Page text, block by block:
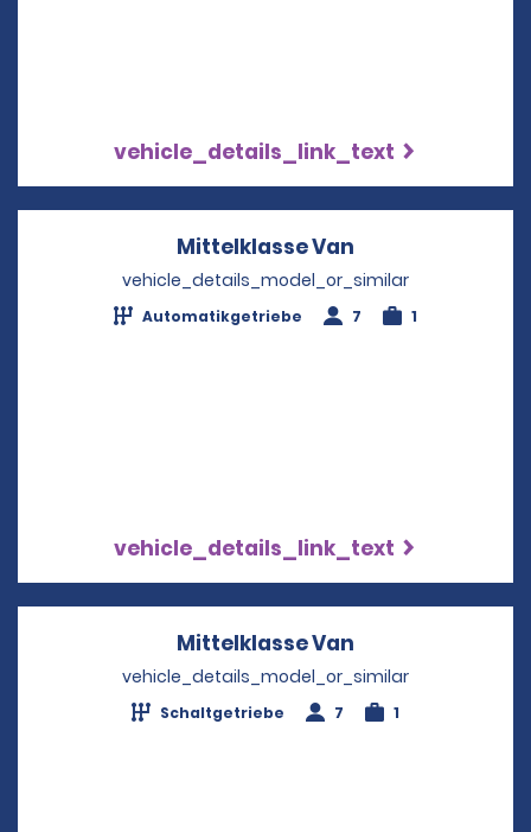
vehicle_details_link_text
Mittelklasse Van
vehicle_details_model_or_similar
Automatikgetriebe 7 1
vehicle_details_link_text
Mittelklasse Van
vehicle_details_model_or_similar
Schaltgetriebe 7 1